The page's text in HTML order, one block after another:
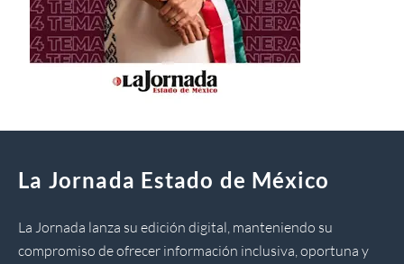
La Jornada Estado de México
La Jornada lanza su edición digital, manteniendo su
compromiso de ofrecer información inclusiva, oportuna y